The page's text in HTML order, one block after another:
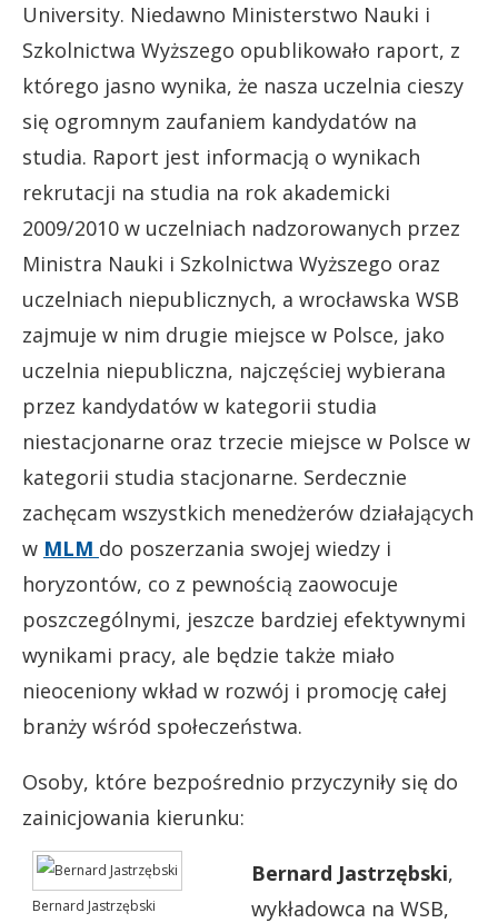
University. Niedawno Ministerstwo Nauki i
Szkolnictwa Wyższego opublikowało raport, z
którego jasno wynika, że nasza uczelnia cieszy
się ogromnym zaufaniem kandydatów na
studia. Raport jest informacją o wynikach
rekrutacji na studia na rok akademicki
2009/2010 w uczelniach nadzorowanych przez
Ministra Nauki i Szkolnictwa Wyższego oraz
uczelniach niepublicznych, a wrocławska WSB
zajmuje w nim drugie miejsce w Polsce, jako
uczelnia niepubliczna, najczęściej wybierana
przez kandydatów w kategorii studia
niestacjonarne oraz trzecie miejsce w Polsce w
kategorii studia stacjonarne. Serdecznie
zachęcam wszystkich menedżerów działających
w MLM do poszerzania swojej wiedzy i
horyzontów, co z pewnością zaowocuje
poszczególnymi, jeszcze bardziej efektywnymi
wynikami pracy, ale będzie także miało
nieoceniony wkład w rozwój i promocję całej
branży wśród społeczeństwa.
Osoby, które bezpośrednio przyczyniły się do
zainicjowania kierunku:
Bernard Jastrzębski
Bernard Jastrzębski,
wykładowca na WSB,